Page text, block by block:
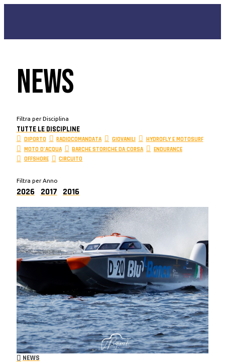
NEWS
Filtra per Disciplina
TUTTE LE DISCIPLINE
DIPORTO RADIOCOMANDATA GIOVANILI
HYDROFLY E MOTOSURF
MOTO D’ACQUA
BARCHE STORICHE DA CORSA
ENDURANCE
OFFSHORE
CIRCUITO
Filtra per Anno
2026 2017 2016
NEWS